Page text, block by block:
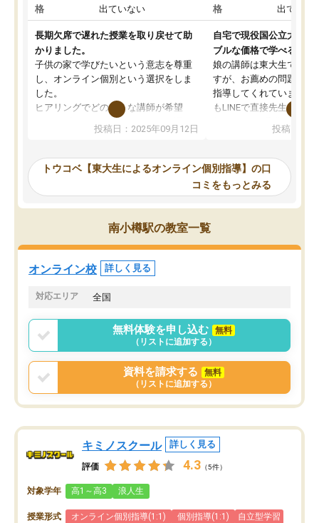
格
出ていない
長期欠席で遅れた授業を取り戻せて助
かりました。
子供の家で学びたいという意志を尊重
し、オンライン個別という選択をしま
した。
ヒアリングでどのような講師が希望
か、オプションは付帯するかなど選ぶ
事が出来ました。
ーティングを行い、その講師で良いか
見てから講師を決定する事ができま
す。
うちの子は、初回面談の講師の方で決
オンラインツールを使用した単語帳の
共有があり宿題もそちらで出される形
でした。
言う事で講師変更の申し出があり、あ
まりに短期での変更だった為、塾に通
う事にして退会しました。遅れも取り
戻せ、授業内容や講師の方は良かった
と思います。
投稿日：2025年09月12日
格
出ていな
自宅で現役国公立大学生
ブルな価格で学べる
娘の講師は東大生では無
すが、お薦めの問題集や
指導してくれています。
もLINEで直接先生に質問
めれるので、個人に合
いなのがあり(有料)、受
ことをどんなスケジュー
くか相談したのですが、
ち期待したものではなく
くなってきたようなので
投稿日：
トウコベ【東大生によるオンライン個別指導】の口
コミをもっとみる
南小樽駅の教室一覧
オンライン校 詳しく見る
対応エリア 全国
無料体験を申し込む
無料
（リストに追加する）
資料を請求する
無料
（リストに追加する）
キミノスクール 詳しく見る
評価 4.3 （5件）
対象学年 高1～高3 浪人生
授業形式 オンライン個別指導(1:1) 個別指導(1:1) 自立型学習